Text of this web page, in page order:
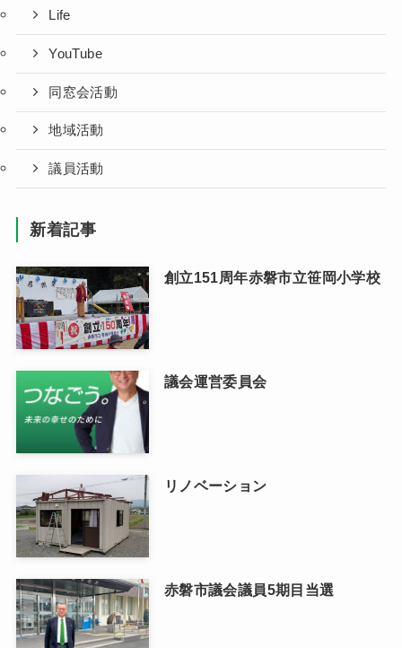
Life
YouTube
同窓会活動
地域活動
議員活動
新着記事
創立151周年赤磐市立笹岡小学校
議会運営委員会
リノベーション
赤磐市議会議員5期目当選